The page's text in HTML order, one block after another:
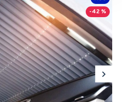
-42 %